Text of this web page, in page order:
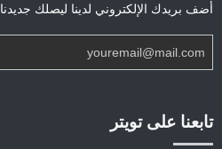
أضف بريدك الإلكتروني لدينا ليصلك جديدنا
تابعنا على تويتر